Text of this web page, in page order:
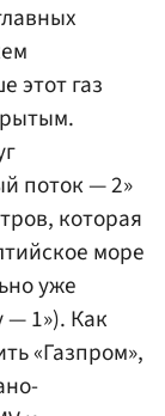
этот газ
поток — 2»
которая
море
уже
1»). Как
«Газпром»,